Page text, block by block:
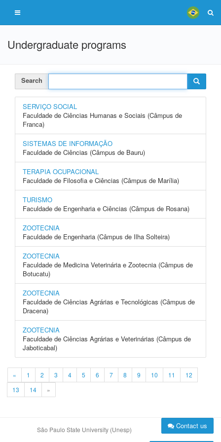
Undergraduate programs
Search
SERVIÇO SOCIAL
Faculdade de Ciências Humanas e Sociais (Câmpus de
Franca)
SISTEMAS DE INFORMAÇÃO
Faculdade de Ciências (Câmpus de Bauru)
TERAPIA OCUPACIONAL
Faculdade de Filosofia e Ciências (Câmpus de Marília)
TURISMO
Faculdade de Engenharia e Ciências (Câmpus de Rosana)
ZOOTECNIA
Faculdade de Engenharia (Câmpus de Ilha Solteira)
ZOOTECNIA
Faculdade de Medicina Veterinária e Zootecnia (Câmpus de
Botucatu)
ZOOTECNIA
Faculdade de Ciências Agrárias e Tecnológicas (Câmpus de
Dracena)
ZOOTECNIA
Faculdade de Ciências Agrárias e Veterinárias (Câmpus de
Jaboticabal)
« 1 2 3 4 5 6 7 8 9 10 11
12
13
14 »
São Paulo State University (Unesp) Contact us